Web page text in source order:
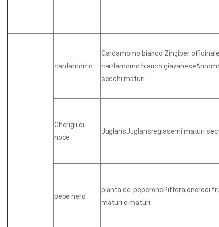
cardamomo
Cardamomo bianco Zingiber
cardamomo bianco
secchi maturi
Gherigli di
noce
JuglansJuglansregiasemi maturi
pepe nero
pianta del peperonePifferaionerodi
maturi o maturi